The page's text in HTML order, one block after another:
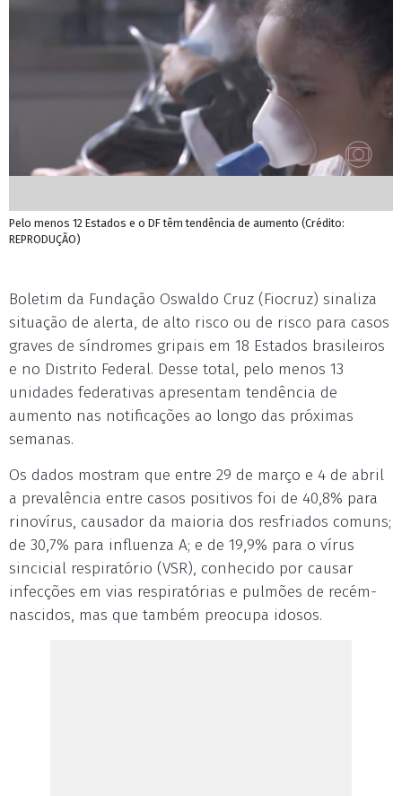
Pelo menos 12 Estados e o DF têm tendência de aumento (Crédito:
REPRODUÇÃO)
Boletim da Fundação Oswaldo Cruz (Fiocruz) sinaliza
situação de alerta, de alto risco ou de risco para casos
graves de síndromes gripais em 18 Estados brasileiros
e no Distrito Federal. Desse total, pelo menos 13
unidades federativas apresentam tendência de
aumento nas notificações ao longo das próximas
semanas.
Os dados mostram que entre 29 de março e 4 de abril
a prevalência entre casos positivos foi de 40,8% para
rinovírus, causador da maioria dos resfriados comuns;
de 30,7% para influenza A; e de 19,9% para o vírus
sincicial respiratório (VSR), conhecido por causar
infecções em vias respiratórias e pulmões de recém-
nascidos, mas que também preocupa idosos.